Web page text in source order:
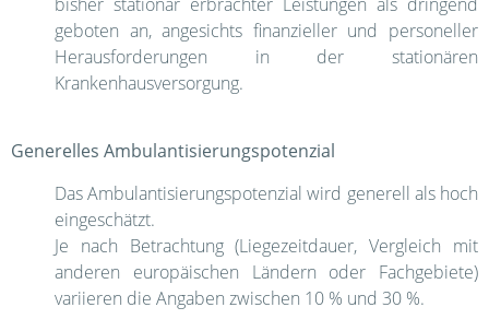
geboten an, angesichts finanzieller und personeller
Herausforderungen in der stationären
Krankenhausversorgung.
Generelles Ambulantisierungspotenzial
Das Ambulantisierungspotenzial wird generell als hoch
eingeschätzt.
Je nach Betrachtung (Liegezeitdauer, Vergleich mit
anderen europäischen Ländern oder Fachgebiete)
variieren die Angaben zwischen 10 % und 30 %.